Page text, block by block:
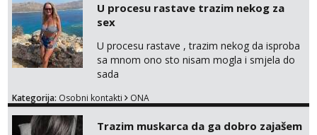
U procesu rastave trazim nekog za
sex
U procesu rastave , trazim nekog da isproba
sa mnom ono sto nisam mogla i smjela do
sada
Kategorija: Osobni kontakti ONA
Trazim muskarca da ga dobro zajašem